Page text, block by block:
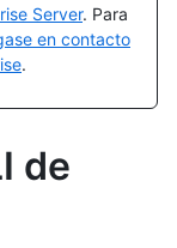
Server. Para
en contacto
.
de